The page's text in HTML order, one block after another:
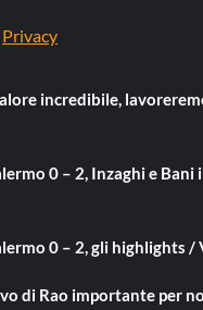
Privacy
incredibile,
0 – 2, Inzaghi e Bani
0 – 2, gli highlights /
di Rao importante per